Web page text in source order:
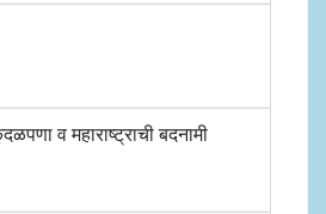
व महाराष्ट्राची बदनामी